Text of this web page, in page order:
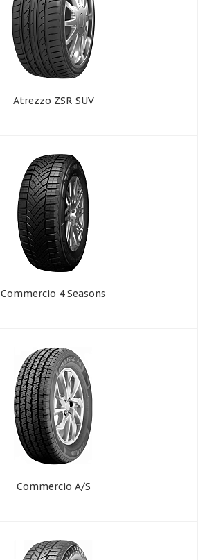
Atrezzo ZSR SUV
Commercio 4 Seasons
Commercio A/S